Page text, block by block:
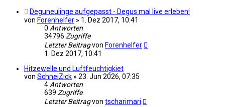
Deguneulinge aufgepasst - Degus mal live erleben!
von Forenhelfer » 1. Dez 2017, 10:41
0 Antworten
34796 Zugriffe
Letzter Beitragvon Forenhelfer
1. Dez 2017, 10:41
Hitzewelle und Luftfeuchtigkiet
von SchneiZick » 23. Jun 2026, 07:35
4 Antworten
639 Zugriffe
Letzter Beitragvon tscharimari